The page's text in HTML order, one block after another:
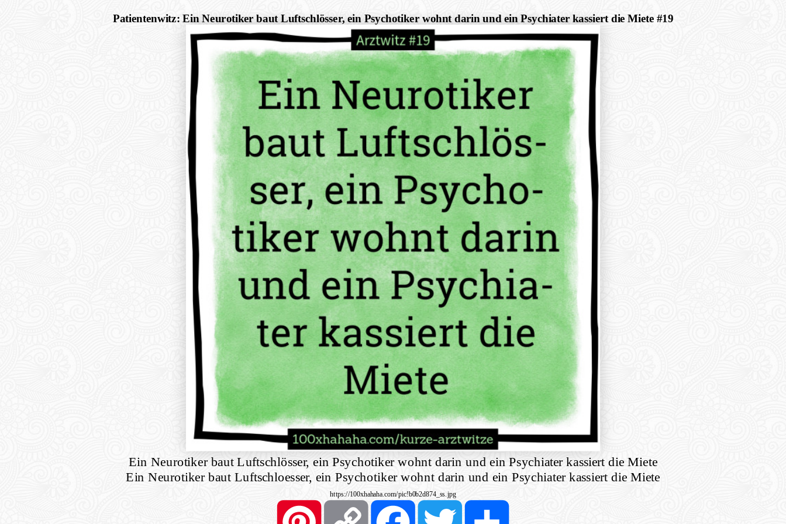
Patientenwitz: Ein Neurotiker baut Luftschlösser, ein Psychotiker wohnt darin und ein Psychiater kassiert die Miete #19
Ein Neurotiker baut Luftschlösser, ein Psychotiker wohnt darin und ein Psychiater kassiert die Miete
Ein Neurotiker baut Luftschloesser, ein Psychotiker wohnt darin und ein Psychiater kassiert die Miete
https://100xhahaha.com/pic!b0b2d874_ss.jpg
PinterestCopy
Link
FacebookTwitter Share